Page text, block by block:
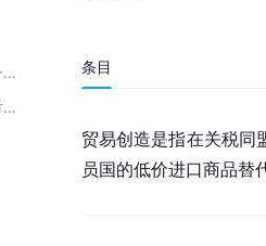
发展中国家区域经济一体化效果为何不如发达国家显著？
区域经济一体化组织对内开放、对外封闭是最优选择吗？
条目
贸易创造是指在关税同
员国的低价进口商品替